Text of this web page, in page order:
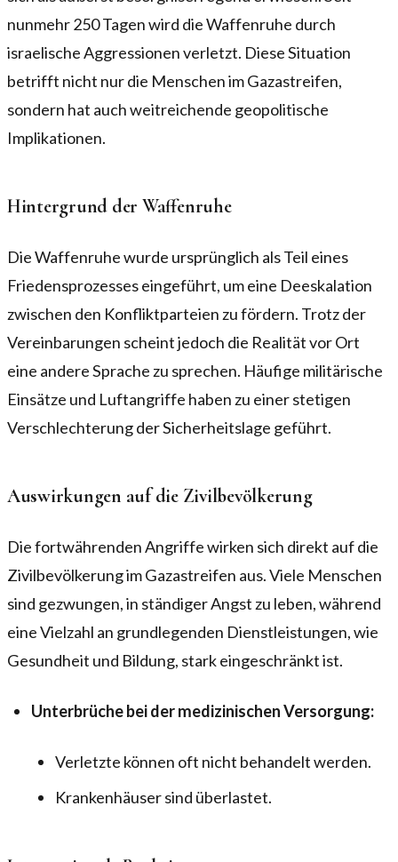
nunmehr 250 Tagen wird die Waffenruhe durch
israelische Aggressionen verletzt. Diese Situation
betrifft nicht nur die Menschen im Gazastreifen,
sondern hat auch weitreichende geopolitische
Implikationen.
Hintergrund der Waffenruhe
Die Waffenruhe wurde ursprünglich als Teil eines
Friedensprozesses eingeführt, um eine Deeskalation
zwischen den Konfliktparteien zu fördern. Trotz der
Vereinbarungen scheint jedoch die Realität vor Ort
eine andere Sprache zu sprechen. Häufige militärische
Einsätze und Luftangriffe haben zu einer stetigen
Verschlechterung der Sicherheitslage geführt.
Auswirkungen auf die Zivilbevölkerung
Die fortwährenden Angriffe wirken sich direkt auf die
Zivilbevölkerung im Gazastreifen aus. Viele Menschen
sind gezwungen, in ständiger Angst zu leben, während
eine Vielzahl an grundlegenden Dienstleistungen, wie
Gesundheit und Bildung, stark eingeschränkt ist.
Unterbrüche bei der medizinischen Versorgung:
Verletzte können oft nicht behandelt werden.
Krankenhäuser sind überlastet.